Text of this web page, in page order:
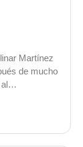
Martínez
de mucho
al…